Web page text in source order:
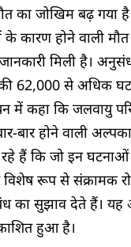
का जोखिम बढ़
के कारण होने वाली
मिली है।
की 62,000 से अधिक
में कहा कि जलवायु
बार होने वाली
हैं कि जो इन घटनाओं
रूप से संक्रामक
सुझाव देते हैं। यह
हुआ है।